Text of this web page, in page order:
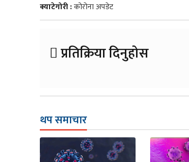
क्याटेगोरी :कोरोना अपडेट
प्रतिक्रिया दिनुहोस
थप समाचार